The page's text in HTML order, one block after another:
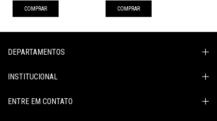
COMPRAR COMPRAR
DEPARTAMENTOS
INSTITUCIONAL
ENTRE EM CONTATO